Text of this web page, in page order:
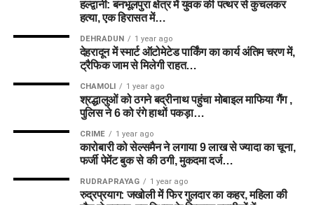
हल्द्वानी: बनभूलपुरा क्षेत्र में युवक की पत्थर से कुचलकर
हत्या, एक हिरासत में…
DEHRADUN 1 year ago
देहरादून में स्मार्ट ऑटोमेटेड पार्किंग का कार्य अंतिम चरण में,
ट्रैफिक जाम से मिलेगी राहत…
CHAMOLI 1 year ago
श्रद्धालुओं को ठगने बद्रीनाथ पहुंचा मोबाइल माफिया गैंग ,
पुलिस ने 6 को रंगे हाथों पकड़ा…
CRIME 1 year ago
कारोबारी को सेल्समैन ने लगाया 9 लाख से ज्यादा का चूना,
फर्जी पेमेंट बुक से की ठगी, मुकदमा दर्ज…
RUDRAPRAYAG 1 year ago
रुद्रप्रयाग: जखोली में फिर गुलदार का कहर, महिला की